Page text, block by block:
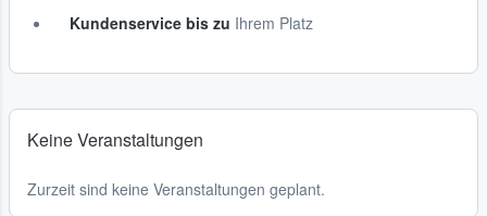
Kundenservice bis zu Ihrem Platz
Keine Veranstaltungen
Zurzeit sind keine Veranstaltungen geplant.